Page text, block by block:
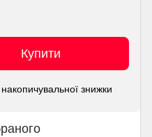
Купити
знижки